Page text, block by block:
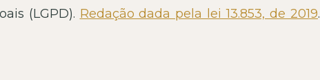
(LGPD). Redação dada pela lei 13.853, de 2019.